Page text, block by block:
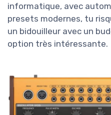
informatique, avec
presets modernes, tu
un bidouilleur avec un
option très intéressante.